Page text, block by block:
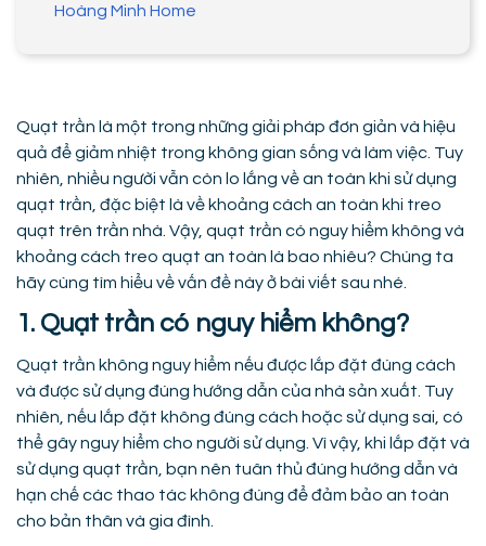
Hoàng Minh Home
Quạt trần là một trong những giải pháp đơn giản và hiệu
quả để giảm nhiệt trong không gian sống và làm việc. Tuy
nhiên, nhiều người vẫn còn lo lắng về an toàn khi sử dụng
quạt trần, đặc biệt là về khoảng cách an toàn khi treo
quạt trên trần nhà. Vậy, quạt trần có nguy hiểm không và
khoảng cách treo quạt an toàn là bao nhiêu? Chúng ta
hãy cùng tìm hiểu về vấn đề này ở bài viết sau nhé.
1. Quạt trần có nguy hiểm không?
Quạt trần không nguy hiểm nếu được lắp đặt đúng cách
và được sử dụng đúng hướng dẫn của nhà sản xuất. Tuy
nhiên, nếu lắp đặt không đúng cách hoặc sử dụng sai, có
thể gây nguy hiểm cho người sử dụng. Vì vậy, khi lắp đặt và
sử dụng quạt trần, bạn nên tuân thủ đúng hướng dẫn và
hạn chế các thao tác không đúng để đảm bảo an toàn
cho bản thân và gia đình.